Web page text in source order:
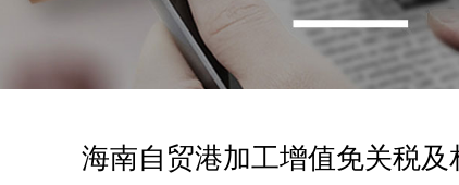
海南自贸港加工增值免关税